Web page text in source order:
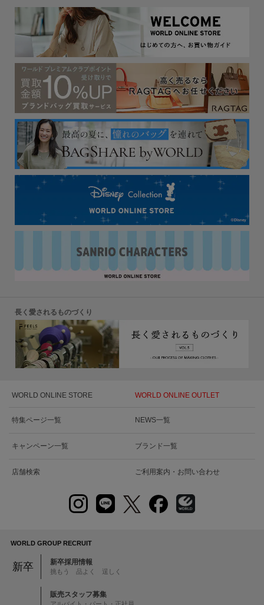
長く愛されるものづくり
WORLD ONLINE STORE WORLD ONLINE OUTLET
特集ページ一覧 NEWS一覧
キャンペーン一覧 ブランド一覧
店舗検索 ご利用案内・お問い合わせ
WORLD GROUP RECRUIT
新卒 新卒採用情報
挑もう 品よく 逞しく
販売スタッフ募集